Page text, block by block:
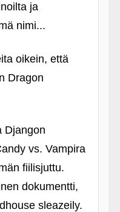
ja
nimi...
oikein, että
Dragon
Djangon
vs. Vampira
fiilisjuttu.
dokumentti,
sleazeily.